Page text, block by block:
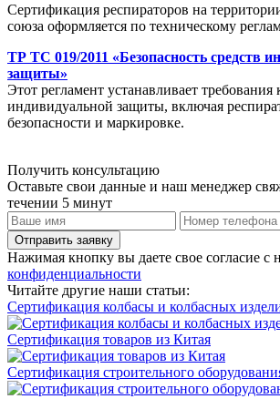
Сертификация респираторов на
союза оформляется по техническому
ТР ТС 019/2011 «Безопасность средств
защиты»
Этот регламент устанавливает требования
индивидуальной защиты, включая
безопасности и маркировке.
Получить консультацию
Оставьте свои данные и наш менеджер
течении 5 минут
Отправить заявку
Нажимая кнопку вы даете свое согласие с
конфиденциальности
Читайте другие наши статьи:
Сертификация колбасы и колбасных
Сертификация товаров из Китая
Сертификация строительного